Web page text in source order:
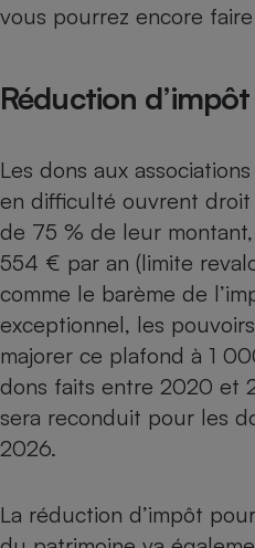
vous pourrez encore
Réduction
Les dons aux
en difficulté ouvrent
de 75 % de leur
554 € par an (limite
comme le barème de
exceptionnel, les
majorer ce plafond à 1
dons faits entre 2020 et
sera reconduit pour les
2026.
La réduction d’impôt